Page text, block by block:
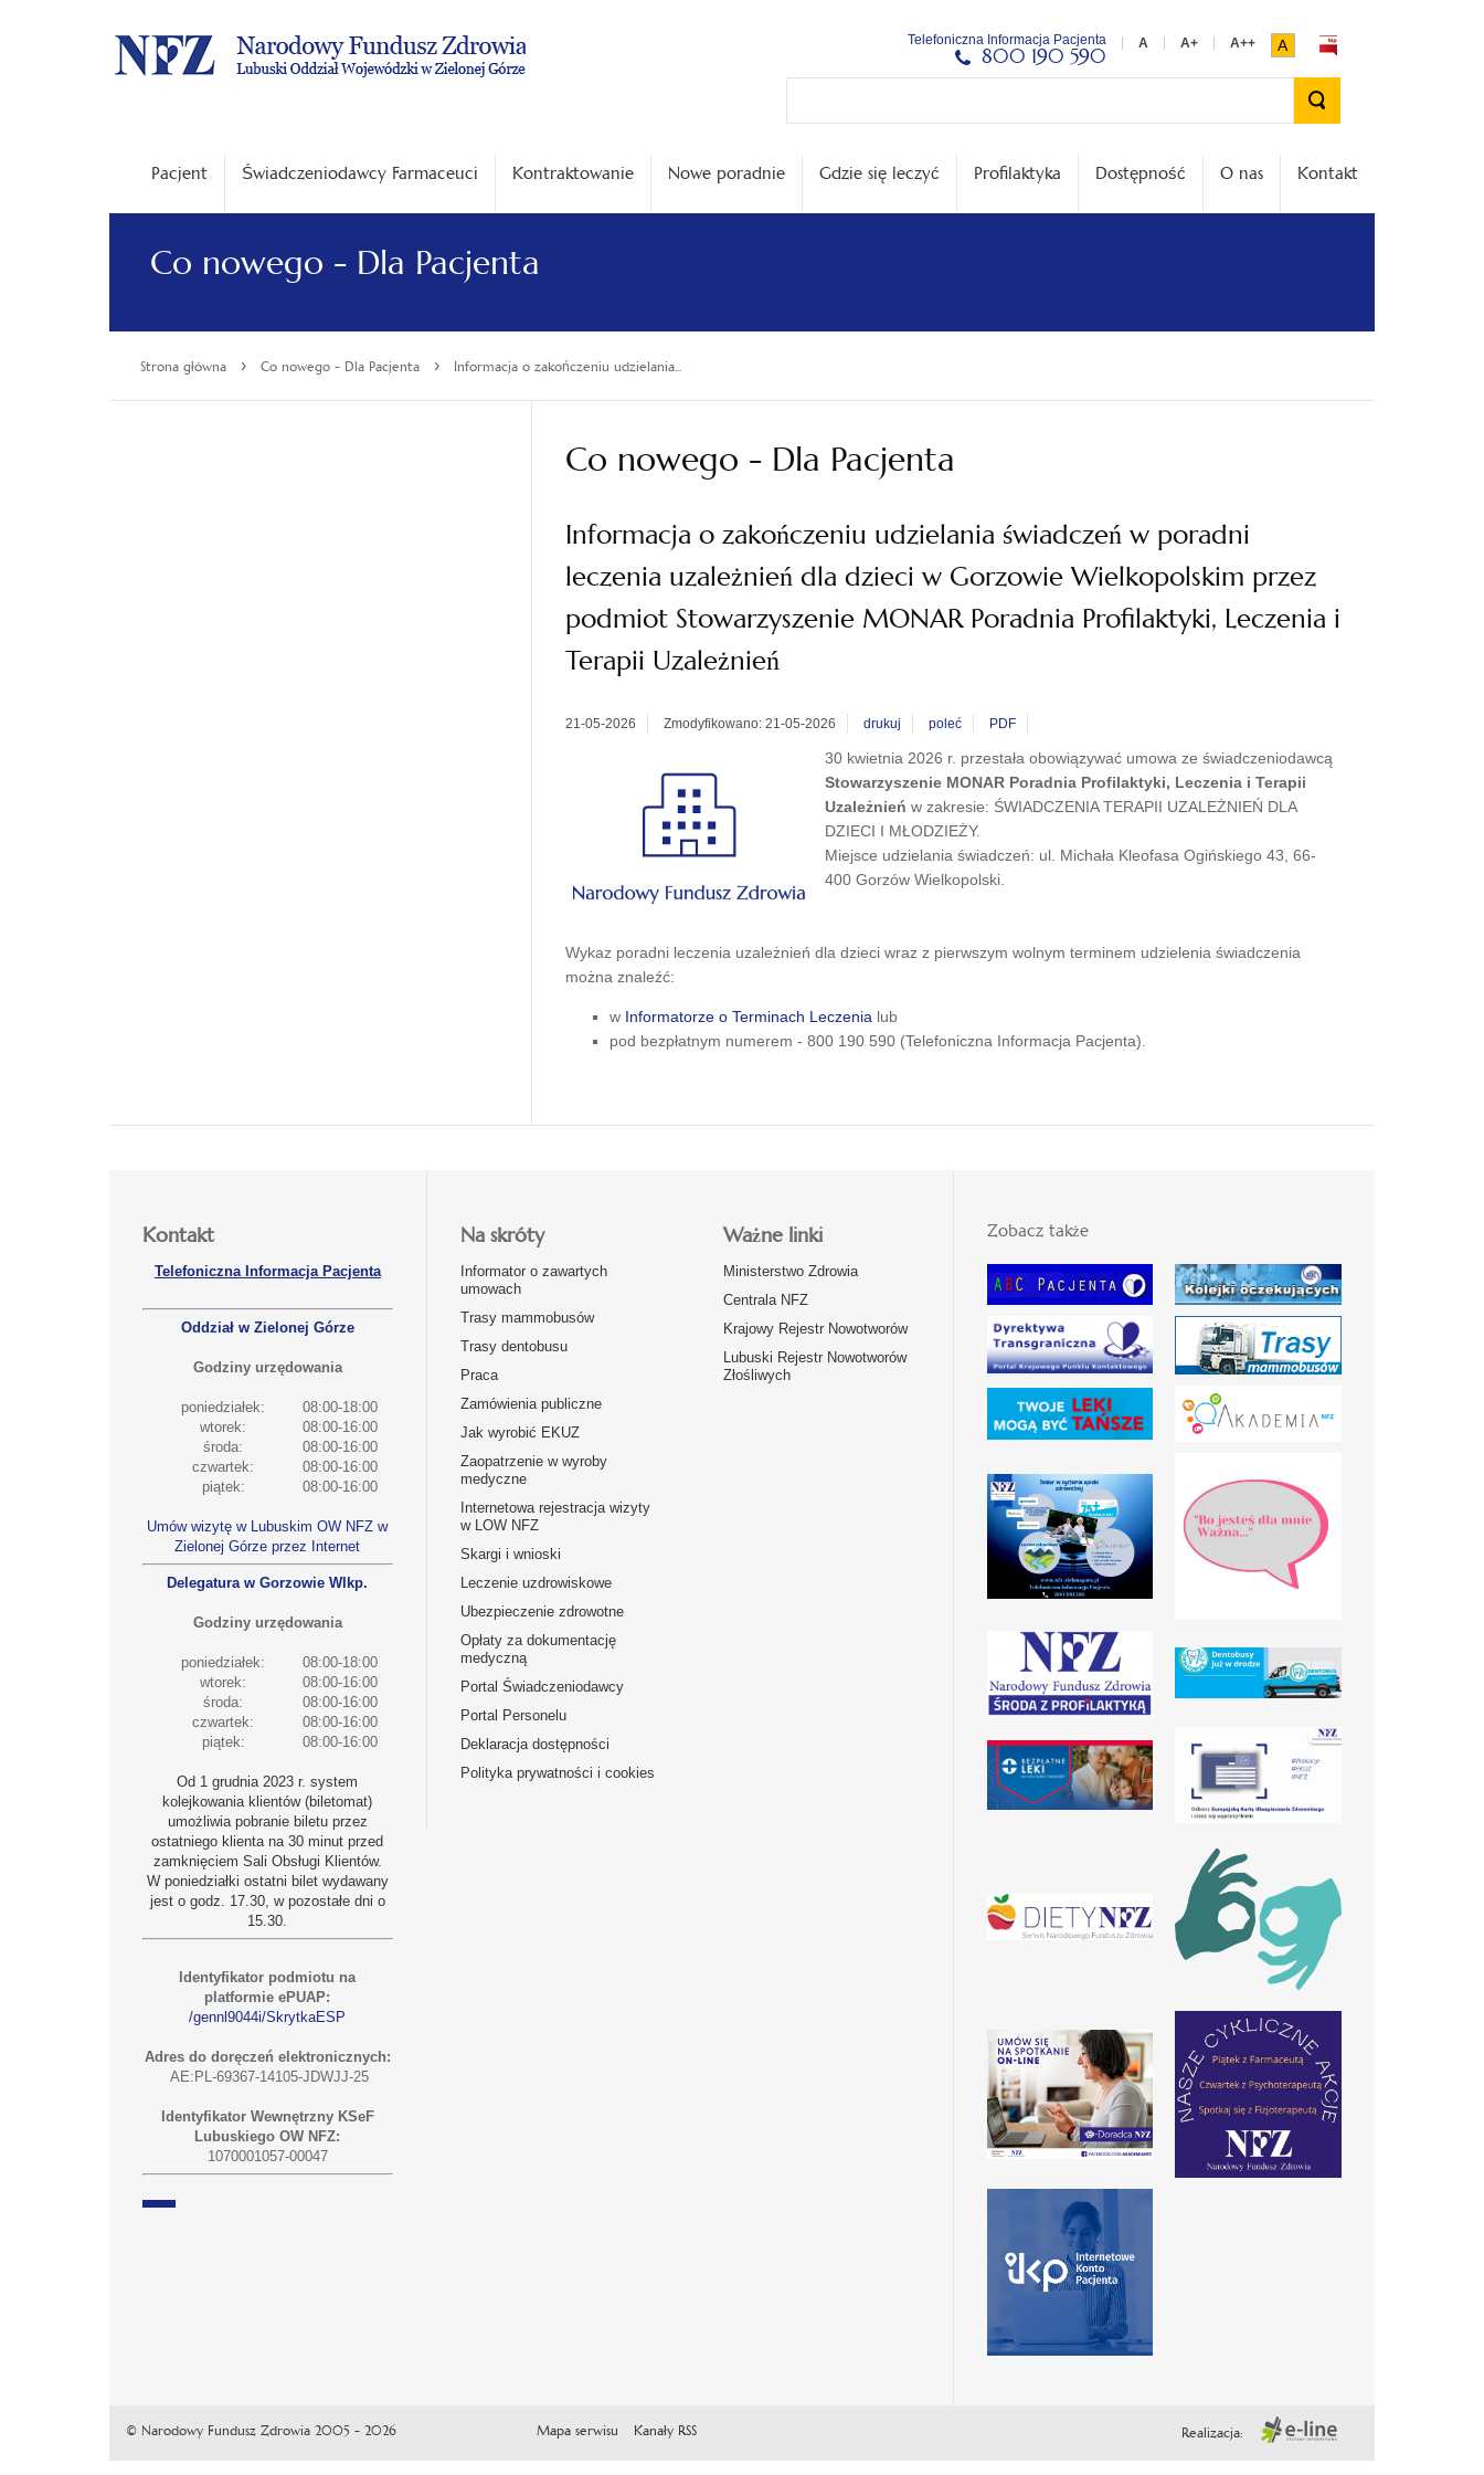
Telefoniczna Informacja Pacjenta
800 190 590 A
Pacjent Świadczeniodawcy Farmaceuci Kontraktowanie Nowe poradnie Gdzie się leczyć Profilaktyka Dostępność O nas Kontakt
Co nowego - Dla Pacjenta
Strona główna › Co nowego - Dla Pacjenta › Informacja o zakończeniu udzielania...
Co nowego - Dla Pacjenta
Informacja o zakończeniu udzielania świadczeń w poradni
leczenia uzależnień dla dzieci w Gorzowie Wielkopolskim przez
podmiot Stowarzyszenie MONAR Poradnia Profilaktyki, Leczenia i
Terapii Uzależnień
21-05-2026 Zmodyfikowano: 21-05-2026 drukuj poleć PDF
30 kwietnia 2026 r. przestała obowiązywać umowa ze świadczeniodawcą
Stowarzyszenie MONAR Poradnia Profilaktyki, Leczenia i Terapii
Uzależnień w zakresie: ŚWIADCZENIA TERAPII UZALEŻNIEŃ DLA
DZIECI I MŁODZIEŻY.
Miejsce udzielania świadczeń: ul. Michała Kleofasa Ogińskiego 43, 66-
400 Gorzów Wielkopolski.
Wykaz poradni leczenia uzależnień dla dzieci wraz z pierwszym wolnym terminem udzielenia świadczenia
można znaleźć:
w Informatorze o Terminach Leczenia lub
pod bezpłatnym numerem - 800 190 590 (Telefoniczna Informacja Pacjenta).
Kontakt
Telefoniczna Informacja Pacjenta
Oddział w Zielonej Górze
Godziny urzędowania
poniedziałek:
08:00-18:00
wtorek:
08:00-16:00
środa:
08:00-16:00
czwartek:
08:00-16:00
piątek:
08:00-16:00
Umów wizytę w Lubuskim OW NFZ w
Zielonej Górze przez Internet
Delegatura w Gorzowie Wlkp.
Godziny urzędowania
poniedziałek:
08:00-18:00
wtorek:
08:00-16:00
środa:
08:00-16:00
czwartek:
08:00-16:00
piątek:
08:00-16:00
Od 1 grudnia 2023 r. system
kolejkowania klientów (biletomat)
umożliwia pobranie biletu przez
ostatniego klienta na 30 minut przed
zamknięciem Sali Obsługi Klientów.
W poniedziałki ostatni bilet wydawany
jest o godz. 17.30, w pozostałe dni o
15.30.
Identyfikator podmiotu na
platformie ePUAP:
/gennl9044i/SkrytkaESP
Adres do doręczeń elektronicznych:
AE:PL-69367-14105-JDWJJ-25
Identyfikator Wewnętrzny KSeF
Lubuskiego OW NFZ:
1070001057-00047
Na skróty
Informator o zawartych
umowach
Trasy mammobusów
Trasy dentobusu
Praca
Zamówienia publiczne
Jak wyrobić EKUZ
Zaopatrzenie w wyroby
medyczne
Internetowa rejestracja wizyty
w LOW NFZ
Skargi i wnioski
Leczenie uzdrowiskowe
Ubezpieczenie zdrowotne
Opłaty za dokumentację
medyczną
Portal Świadczeniodawcy
Portal Personelu
Deklaracja dostępności
Polityka prywatności i cookies
Ważne linki
Ministerstwo Zdrowia
Centrala NFZ
Krajowy Rejestr Nowotworów
Lubuski Rejestr Nowotworów
Złośliwych
Zobacz także
© Narodowy Fundusz Zdrowia 2005 - 2026 Mapa serwisu Kanały RSS Realizacja: